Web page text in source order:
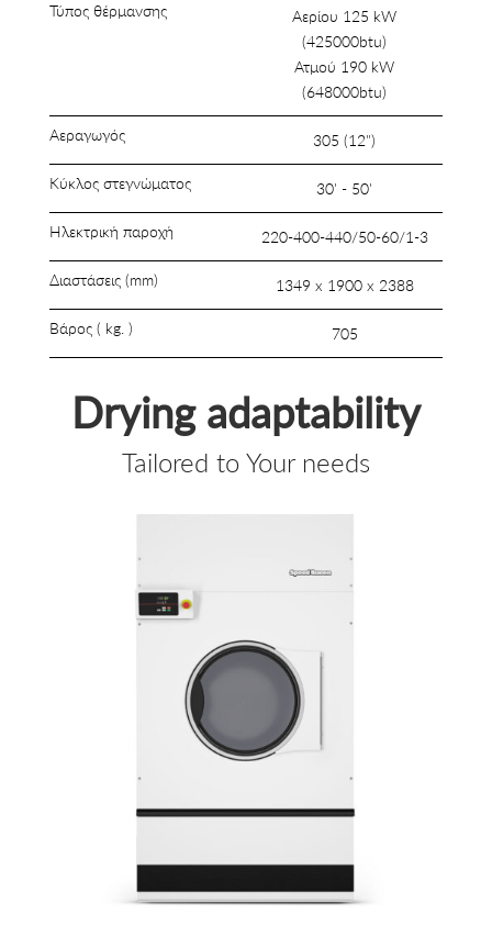
Τύπος θέρμανσης
Αεραγωγός
Κύκλος στεγνώματος
Ηλεκτρική παροχή
Διαστάσεις (mm)
Βάρος ( kg. )
Αερίου 125 kW
(425000btu)
Ατμού 190 kW
(648000btu)
305 (12")
30' - 50'
220-400-440/50-60/1-3
1349 x 1900 x 2388
705
Drying adaptability
Tailored to Your needs